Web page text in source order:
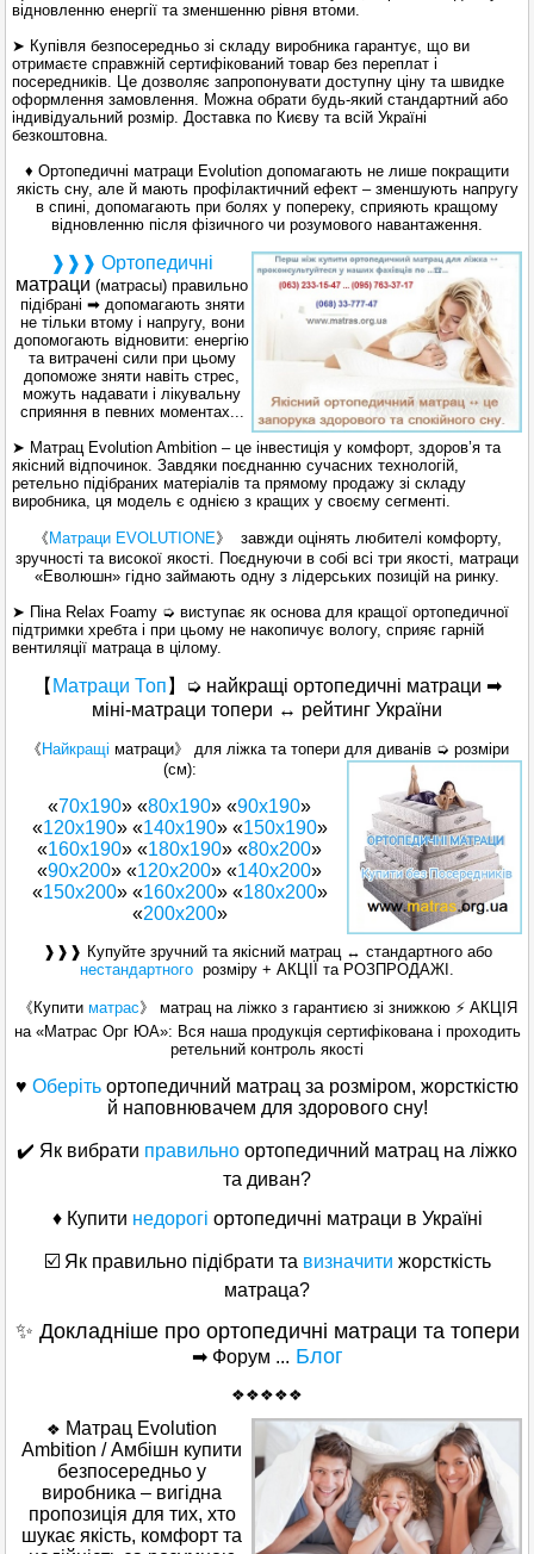
відновленню енергії та зменшенню рівня втоми.
➤ Купівля безпосередньо зі складу виробника гарантує, що ви
отримаєте справжній сертифікований товар без переплат і
посередників. Це дозволяє запропонувати доступну ціну та швидке
оформлення замовлення. Можна обрати будь-який стандартний або
індивідуальний розмір. Доставка по Києву та всій Україні
безкоштовна.
♦ Ортопедичні матраци Evolution допомагають не лише покращити
якість сну, але й мають профілактичний ефект – зменшують напругу
в спині, допомагають при болях у попереку, сприяють кращому
відновленню після фізичного чи розумового навантаження.
❱❱❱ Ортопедичні
матраци (матрасы) правильно
підібрані ➡ допомагають зняти
не тільки втому і напругу, вони
допомогають відновити: енергію
та витрачені сили при цьому
допоможе зняти навіть стрес,
можуть надавати і лікувальну
сприяння в певних моментах...
➤ Матрац Evolution Ambition – це інвестиція у комфорт, здоров’я та
якісний відпочинок. Завдяки поєднанню сучасних технологій,
ретельно підібраних матеріалів та прямому продажу зі складу
виробника, ця модель є однією з кращих у своєму сегменті.
《 Матраци EVOLUTION E》 завжди оцінять любителі комфорту,
зручності та високої якості.
Поєднуючи в собі всі три якості, матраци
«Еволюшн» гідно займають одну з лідерських позицій на ринку.
➤ Піна Relax Foamy ➭ виступає як основа для кращої ортопедичної
підтримки хребта і при цьому не накопичує вологу, сприяє гарній
вентиляції матраца в цілому.
【 Матраци Топ 】➭ найкращі ортопедичні матраци ➡
міні-матраци топери ↔ рейтинг України
《 Найкращі матраци》 для ліжка та топери для диванів ➭ розміри
(см):
«70х190» «80х190» «90х190»
«120x190» «140х190» «150x190»
«160x190» «180x190» «80x200»
«90x200» «120x200» «140x200»
«150x200» «160х200» «180х200»
«200x200»
❱❱❱ Купуйте зручний та якісний матрац ↔ стандартного або
нестандартного розміру + АКЦІЇ та РОЗПРОДАЖІ.
《Купити матрас》 матрац на ліжко з гарантиєю зі знижкою ⚡ АКЦІЯ
на «Матраc Орг ЮА»: Вся наша продукція сертифікована і проходить
ретельний контроль якості
♥ Оберіть ортопедичний матрац за розміром, жорсткістю
й наповнювачем для здорового сну!
✔️ Як вибрати правильно ортопедичний матрац на ліжко
та диван?
♦ Купити недорогі ортопедичні матраци в Україні
☑️ Як правильно підібрати та визначити жорсткість
матраца?
✨ Докладніше про ортопедичні матраци та топери
➡ Форум ... Блог
❖❖❖❖❖
❖ Матрац Evolution
Ambition / Амбішн купити
безпосередньо у
виробника – вигідна
пропозиція для тих, хто
шукає якість, комфорт та